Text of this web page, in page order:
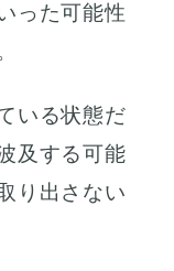
った可能性
いる状態だ
及する可能
り出さない